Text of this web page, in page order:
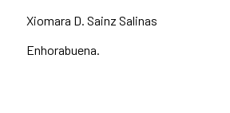
Xiomara D. Sainz Salinas
Enhorabuena.